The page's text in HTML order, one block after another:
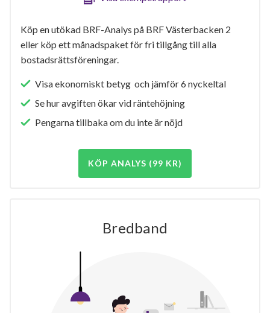
Köp en utökad BRF-Analys på BRF Västerbacken 2
eller köp ett månadspaket för fri tillgång till alla
bostadsrättsföreningar.
Visa ekonomiskt betyg och jämför 6 nyckeltal
Se hur avgiften ökar vid räntehöjning
Pengarna tillbaka om du inte är nöjd
KÖP ANALYS (99 KR)
Bredband